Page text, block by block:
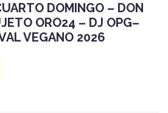
DOMINGO – DON
ORO24 – DJ OPG–
VEGANO 2026